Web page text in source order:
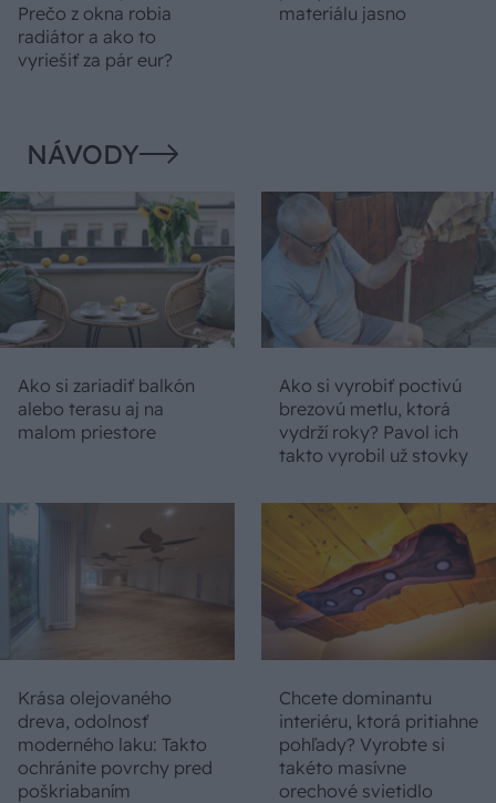
Prečo z okna robia
radiátor a ako to
vyriešiť za pár eur?
materiálu jasno
NÁVODY
Ako si zariadiť balkón
alebo terasu aj na
malom priestore
Ako si vyrobiť poctivú
brezovú metlu, ktorá
vydrží roky? Pavol ich
takto vyrobil už stovky
Krása olejovaného
dreva, odolnosť
moderného laku: Takto
ochránite povrchy pred
poškriabaním
Chcete dominantu
interiéru, ktorá pritiahne
pohľady? Vyrobte si
takéto masívne
orechové svietidlo